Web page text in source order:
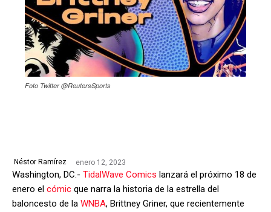
Foto Twitter @ReutersSports
Néstor Ramírez enero 12, 2023
Washington, DC.- TidalWave Comics lanzará el próximo 18 de
enero el cómic que narra la historia de la estrella del
baloncesto de la WNBA, Brittney Griner, que recientemente